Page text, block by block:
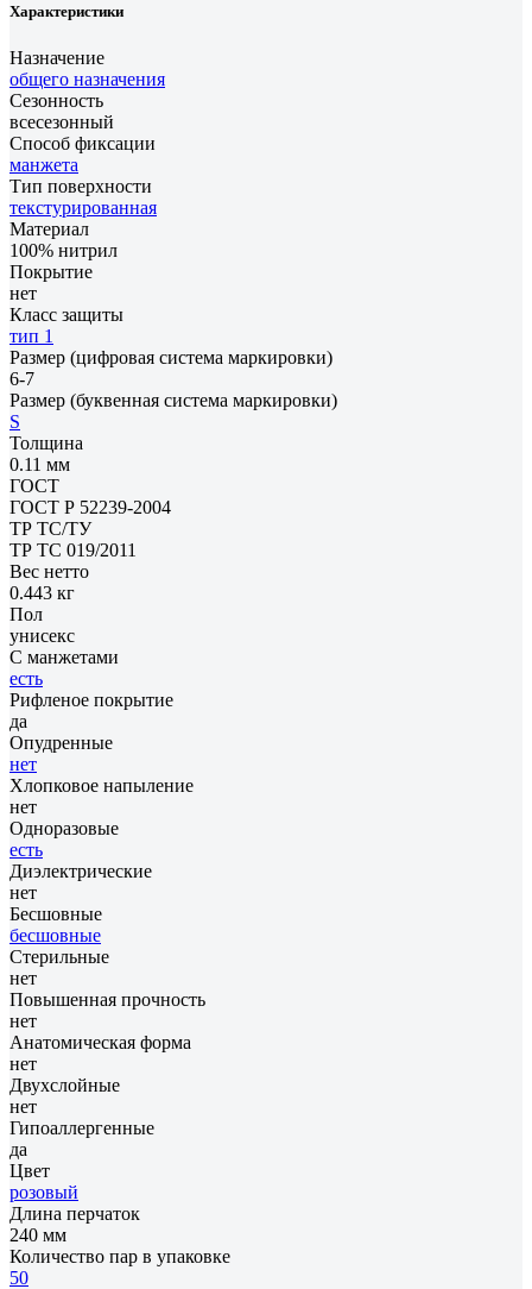
Характеристики
Назначение
общего назначения
Сезонность
всесезонный
Способ фиксации
манжета
Тип поверхности
текстурированная
Материал
100% нитрил
Покрытие
нет
Класс защиты
тип 1
Размер (цифровая система маркировки)
6-7
Размер (буквенная система маркировки)
S
Толщина
0.11 мм
ГОСТ
ГОСТ Р 52239-2004
ТР ТС/ТУ
ТР ТС 019/2011
Вес нетто
0.443 кг
Пол
унисекс
С манжетами
есть
Рифленое покрытие
да
Опудренные
нет
Хлопковое напыление
нет
Одноразовые
есть
Диэлектрические
нет
Бесшовные
бесшовные
Стерильные
нет
Повышенная прочность
нет
Анатомическая форма
нет
Двухслойные
нет
Гипоаллергенные
да
Цвет
розовый
Длина перчаток
240 мм
Количество пар в упаковке
50